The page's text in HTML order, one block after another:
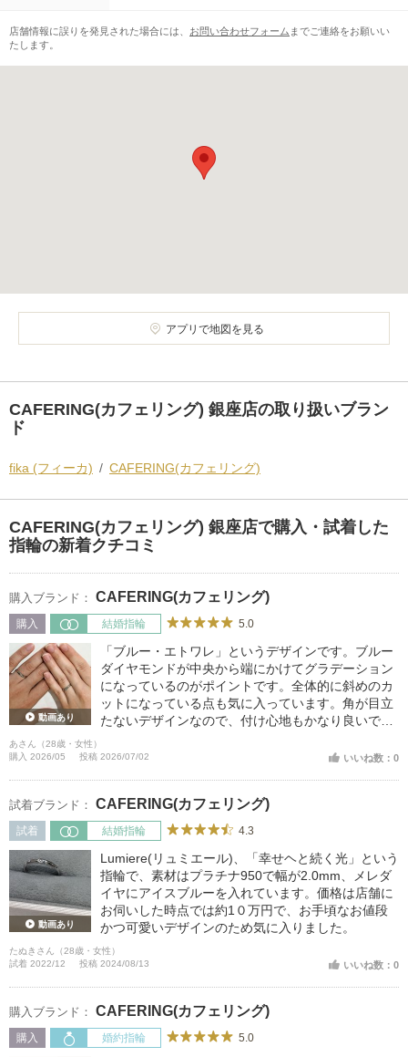
店舗情報に誤りを発見された場合には、 お問い合わせフォーム までご連絡をお願いい
たします。
アプリで地図を見る
CAFERING(カフェリング) 銀座店の取り扱いブラン
ド
fika (フィーカ) CAFERING(カフェリング)
CAFERING(カフェリング) 銀座店で購入・試着した
指輪の新着クチコミ
購入ブランド： CAFERING(カフェリング)
購入 結婚指輪 5.0
動画あり
「ブルー・エトワレ」というデザインです。ブルー
ダイヤモンドが中央から端にかけてグラデーション
になっているのがポイントです。全体的に斜めのカ
ットになっている点も気に入っています。角が目立
たないデザインなので、付け心地もかなり良いで
あさん（28歳・女性）
購入 2026/05
投稿 2026/07/02 いいね数：0
試着ブランド： CAFERING(カフェリング)
試着 結婚指輪 4.3
動画あり
Lumiere(リュミエール)、「幸せヘと続く光」という
指輪で、素材はプラチナ950で幅が2.0mm、メレダ
イヤにアイスブルーを入れています。価格は店舗に
お伺いした時点では約1０万円で、お手頃なお値段
かつ可愛いデザインのため気に入りました。
たぬきさん（28歳・女性）
試着 2022/12
投稿 2024/08/13 いいね数：0
購入ブランド： CAFERING(カフェリング)
購入 婚約指輪 5.0